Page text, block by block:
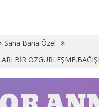
Sana Bana Özel
BİR